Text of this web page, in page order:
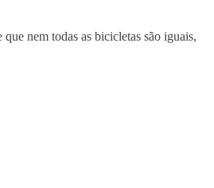
nem todas as bicicletas são iguais,